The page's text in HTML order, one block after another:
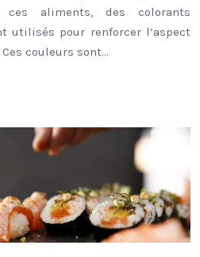
aliments, des colorants
utilisés pour renforcer l’aspect
couleurs sont…